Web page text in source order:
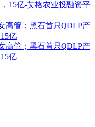
高管；黑石首只QDLP产
亿
高管；黑石首只QDLP产
亿